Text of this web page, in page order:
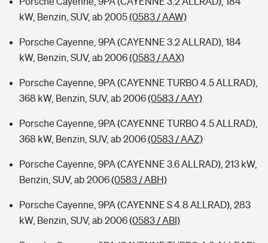
kW, Benzin, SUV, ab 2005(0583 / AAW)
Porsche Cayenne, 9PA (CAYENNE 3.2 ALLRAD), 184
kW, Benzin, SUV, ab 2006(0583 / AAX)
Porsche Cayenne, 9PA (CAYENNE TURBO 4.5 ALLRAD),
368 kW, Benzin, SUV, ab 2006(0583 / AAY)
Porsche Cayenne, 9PA (CAYENNE TURBO 4.5 ALLRAD),
368 kW, Benzin, SUV, ab 2006(0583 / AAZ)
Porsche Cayenne, 9PA (CAYENNE 3.6 ALLRAD), 213 kW,
Benzin, SUV, ab 2006(0583 / ABH)
Porsche Cayenne, 9PA (CAYENNE S 4.8 ALLRAD), 283
kW, Benzin, SUV, ab 2006(0583 / ABI)